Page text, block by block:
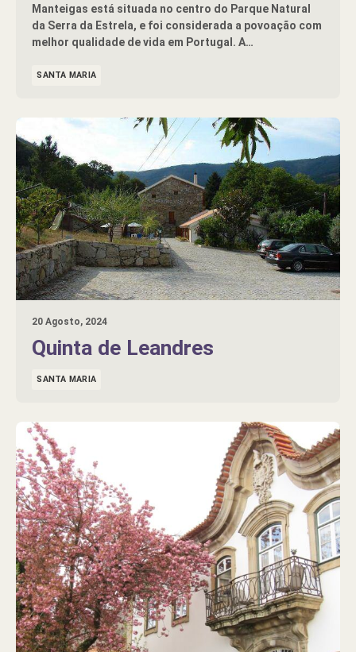
Manteigas está situada no centro do Parque Natural
da Serra da Estrela, e foi considerada a povoação com
melhor qualidade de vida em Portugal. A…
SANTA MARIA
20 Agosto, 2024
Quinta de Leandres
SANTA MARIA